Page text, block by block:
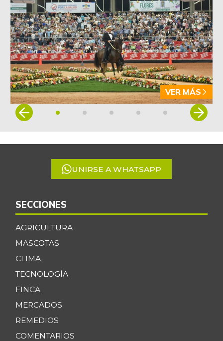
VER MÁS
Item
5
UNIRSE A WHATSAPP
SECCIONES
AGRICULTURA
MASCOTAS
CLIMA
TECNOLOGÍA
FINCA
MERCADOS
REMEDIOS
COMENTARIOS